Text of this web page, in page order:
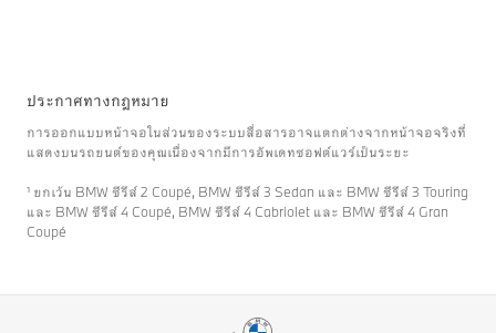
ประกาศทางกฎหมาย
การออกแบบหน้าจอในส่วนของระบบสื่อสารอาจแตกต่างจากหน้าจอจริงที่
แสดงบนรถยนต์ของคุณเนื่องจากมีการอัพเดทซอฟต์แวร์เป็นระยะ
¹ ยกเว้น BMW ซีรีส์ 2 Coupé, BMW ซีรีส์ 3 Sedan และ BMW ซีรีส์ 3 Touring
และ BMW ซีรีส์ 4 Coupé, BMW ซีรีส์ 4 Cabriolet และ BMW ซีรีส์ 4 Gran
Coupé